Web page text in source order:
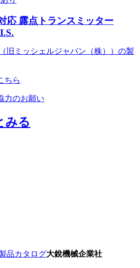
応 露点トランスミッター
旧ミッシェルジャパン（株））の製
みる
品カタログ大銳機械企業社